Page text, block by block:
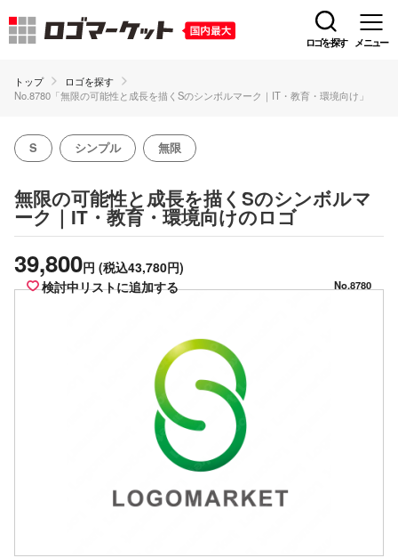
ロゴを探す メニュー
トップ
ロゴを探す
No.8780「無限の可能性と成長を描くSのシンボルマーク｜IT・教育・環境向け」
S シンプル 無限
無限の可能性と成長を描くSのシンボルマ
ーク｜IT・教育・環境向けのロゴ
39,800円 (税込43,780円)
検討中リストに追加する
No.8780